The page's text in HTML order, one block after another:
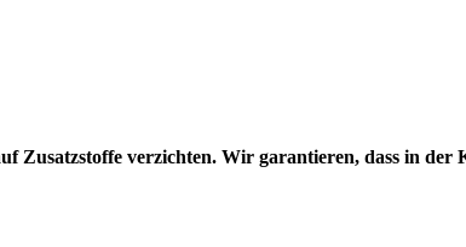
Zusatzstoffe verzichten. Wir garantieren, dass in der